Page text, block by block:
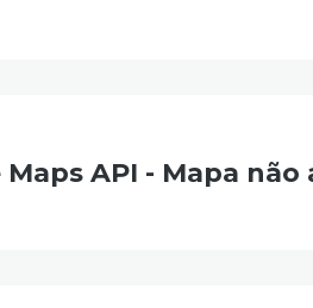
API - Mapa não